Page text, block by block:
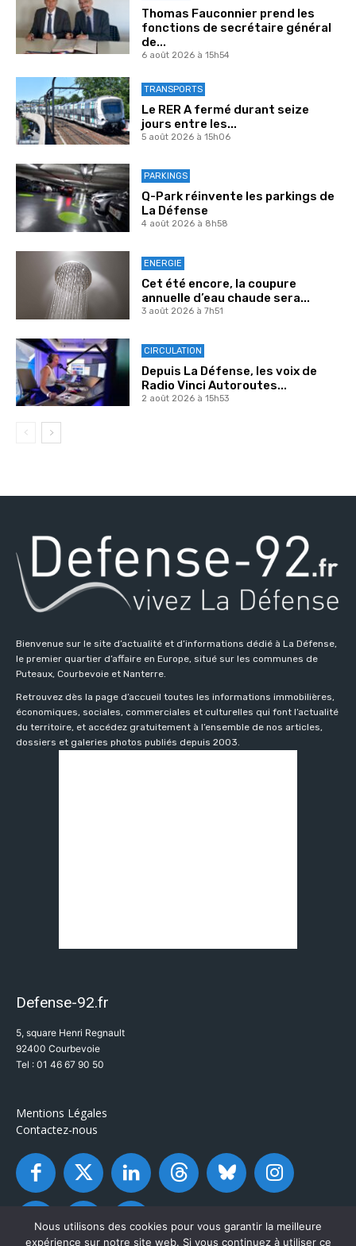
Thomas Fauconnier prend les
fonctions de secrétaire général
de...
6 août 2026 à 15h54
TRANSPORTS
Le RER A fermé durant seize
jours entre les...
5 août 2026 à 15h06
PARKINGS
Q-Park réinvente les parkings de
La Défense
4 août 2026 à 8h58
ENERGIE
Cet été encore, la coupure
annuelle d’eau chaude sera...
3 août 2026 à 7h51
CIRCULATION
Depuis La Défense, les voix de
Radio Vinci Autoroutes...
2 août 2026 à 15h53
Bienvenue sur le site d’actualité et d’informations dédié à La Défense,
le premier quartier d’affaire en Europe, situé sur les communes de
Puteaux, Courbevoie et Nanterre.
Retrouvez dès la page d’accueil toutes les informations immobilières,
économiques, sociales, commerciales et culturelles qui font l’actualité
du territoire, et accédez gratuitement à l’ensemble de nos articles,
dossiers et galeries photos publiés depuis 2003.
Defense-92.fr
5, square Henri Regnault
92400 Courbevoie
Tel : 01 46 67 90 50
Mentions Légales
Contactez-nous
Nous utilisons des cookies pour vous garantir la meilleure
expérience sur notre site web. Si vous continuez à utiliser ce